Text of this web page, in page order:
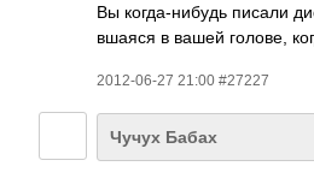
Вы когд­а-ни­будь писали
вшаяся в вашей го­л­ове,
2012-06-27 21:00 #27227
Чучух Бабах